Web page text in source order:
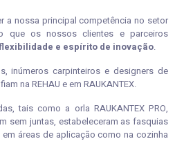
a nossa principal competência no setor
que os nossos clientes e parceiros
e espírito de inovação.
inúmeros carpinteiros e designers de
na REHAU e em RAUKANTEX.
tais como a orla RAUKANTEX PRO,
sem juntas, estabeleceram as fasquias
áreas de aplicação como na cozinha